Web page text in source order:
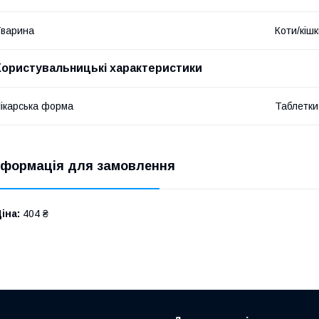
Коти/
характеристики
форма Таблетки
для замовлення
404 ₴